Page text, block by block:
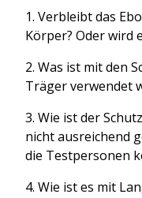
1. Verbleibt das
Körper? Oder wird
2. Was ist mit den
Träger verwendet
3. Wie ist der
nicht ausreichend
die Testpersonen
4. Wie ist es mit